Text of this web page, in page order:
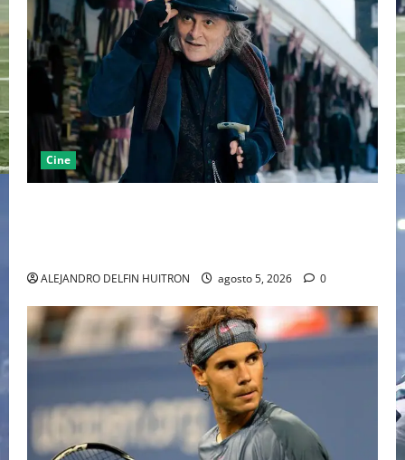
Cine
ALEJANDRO DELFIN HUITRON agosto 5, 2026 0